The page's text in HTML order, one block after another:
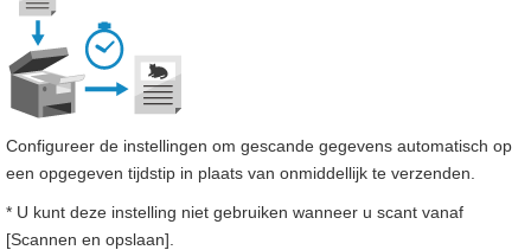
Configureer de instellingen om gescande gegevens automatisch op
een opgegeven tijdstip in plaats van onmiddellijk te verzenden.
* U kunt deze instelling niet gebruiken wanneer u scant vanaf
[Scannen en opslaan].